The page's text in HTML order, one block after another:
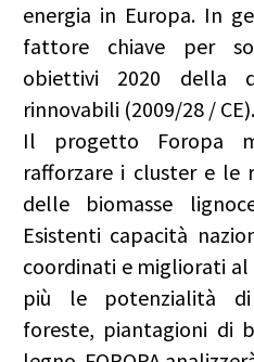
energia in Europa. In
fattore chiave per
obiettivi 2020 della
rinnovabili (2009/28 / CE).
Il progetto Foropa
rafforzare i cluster e le
delle biomasse
Esistenti capacità
coordinati e migliorati
più le potenzialità di
foreste, piantagioni di